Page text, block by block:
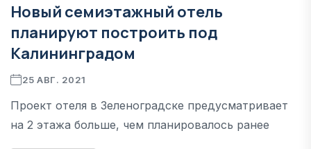
Новый семиэтажный отель
планируют построить под
Калининградом
25 АВГ. 2021
Проект отеля в Зеленоградске предусматривает
на 2 этажа больше, чем планировалось ранее